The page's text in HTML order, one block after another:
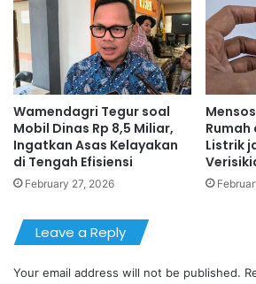
Wamendagri Tegur soal
Mobil Dinas Rp 8,5 Miliar,
Ingatkan Asas Kelayakan
di Tengah Efisiensi
February 27, 2026
Rumah
Listrik
Leave a Reply
Your email address will not be published.